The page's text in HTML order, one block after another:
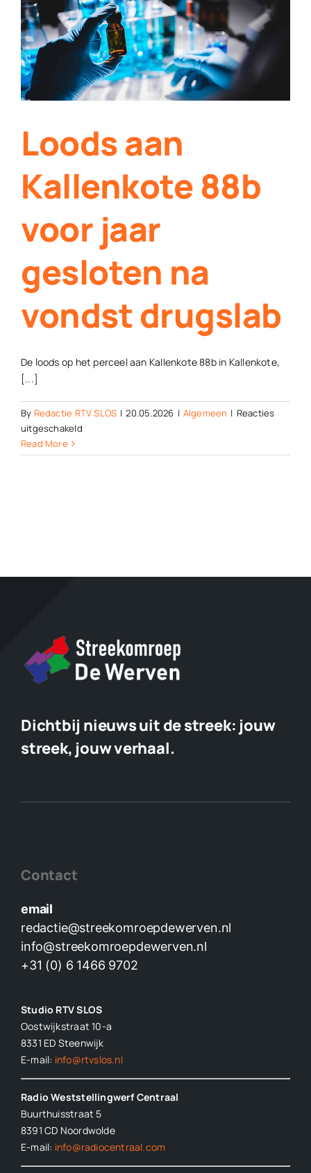
Contact
Plaats je eigen nieuws
Loods aan
Kallenkote 88b
voor jaar
gesloten na
vondst drugslab
De loods op het perceel aan Kallenkote 88b in Kallenkote,
[...]
By Redactie RTV SLOS | 20.05.2026 | Algemeen | Reacties
uitgeschakeldvoor
aan
drugslab
Read More
Dichtbij nieuws uit de streek: jouw
streek, jouw verhaal.
Contact
email
redactie@streekomroepdewerven.nl
info@streekomroepdewerven.nl
+31 (0) 6 1466 9702
Studio RTV SLOS
Oostwijkstraat 10-a
8331 ED Steenwijk
E-mail: info@rtvslos.nl
Radio Weststellingwerf Centraal
Buurthuisstraat 5
8391 CD Noordwolde
E-mail: info@radiocentraal.com